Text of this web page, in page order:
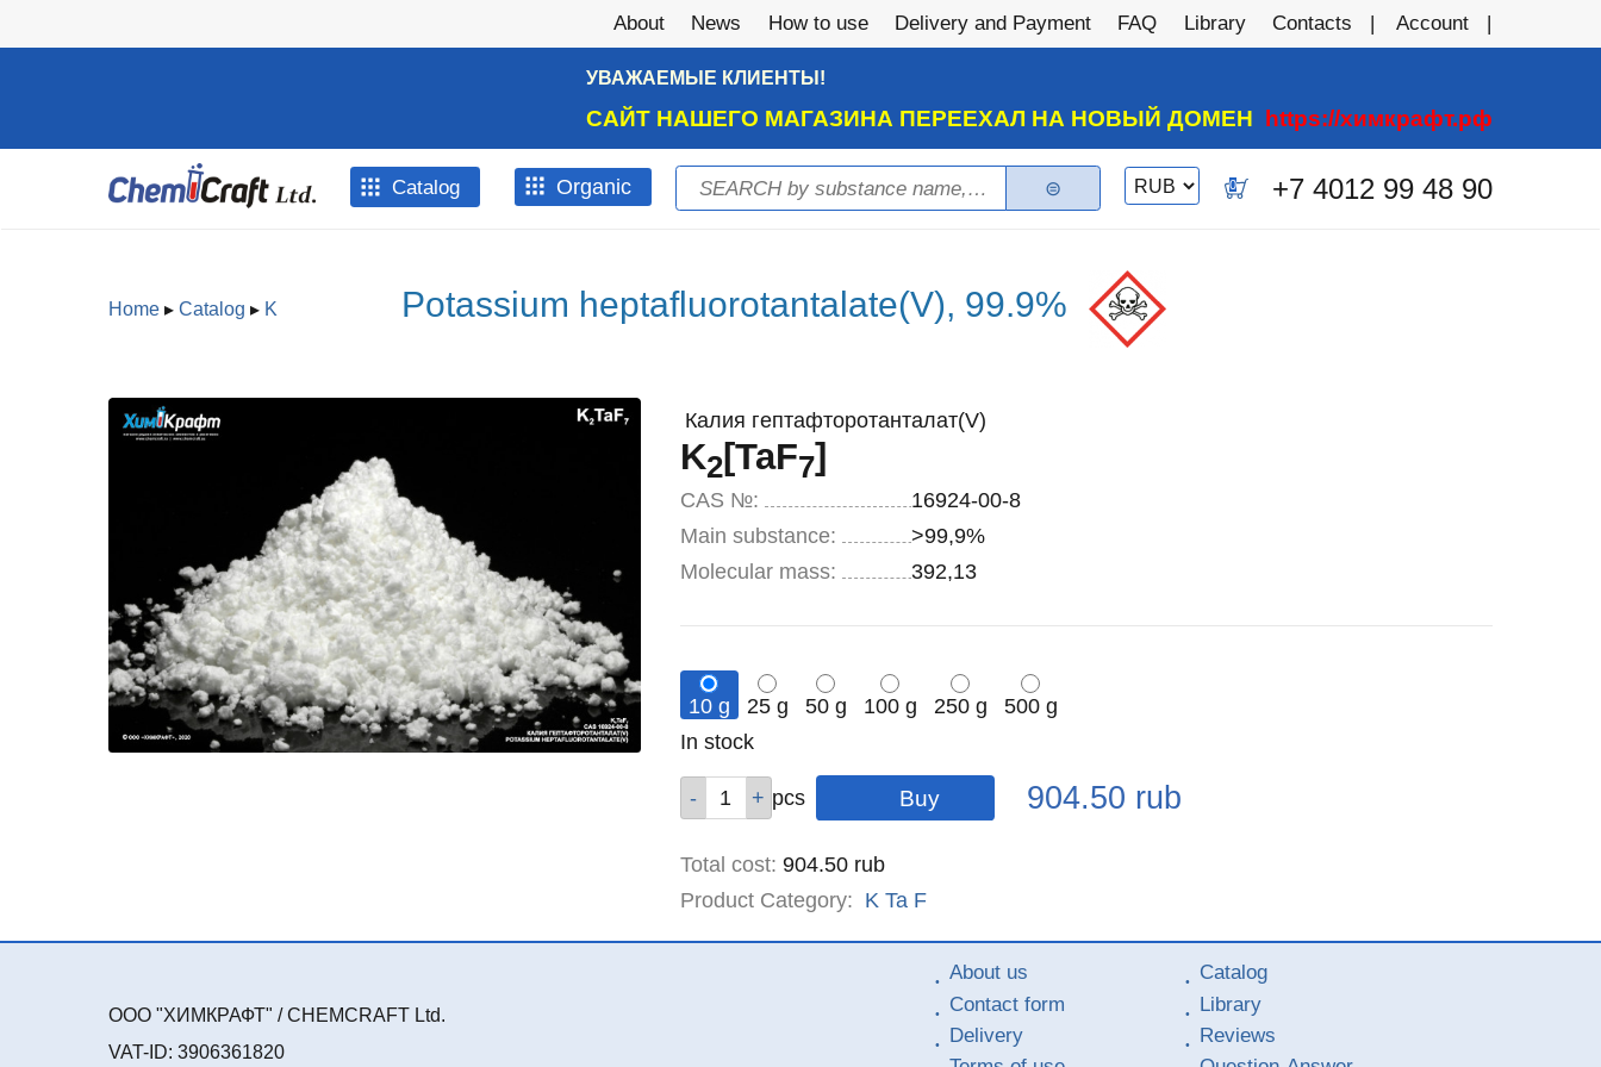
About News How to use Delivery and Payment FAQ Library Contacts Account
УВАЖАЕМЫЕ КЛИЕНТЫ!
САЙТ НАШЕГО МАГАЗИНА ПЕРЕЕХАЛ НА НОВЫЙ ДОМЕН https://химкрафт.рф
Catalog Оrganic Search form
Search
Switch
currency
0 +7 4012 99 48 90
You are here
Home▸ Catalog ▸ K Potassium heptafluorotantalate(V), 99.9%
Калия гептафторотанталат(V)
K2[TaF7]
CAS №:
16924-00-8
Main substance:
>99,9%
Molecular mass:
392,13
10 g 25 g 50 g 100 g 250 g
500 g
Remainder
In stock
pcs pcs
pcs
pcs
pcs
pcs Price
904.50 rub
Total cost: 904.50 rub
Product Category: K Ta F
ООО "ХИМКРАФТ" / CHEMCRAFT Ltd.
VAT-ID: 3906361820
About us
Contact form
Delivery
Catalog
Library
Reviews